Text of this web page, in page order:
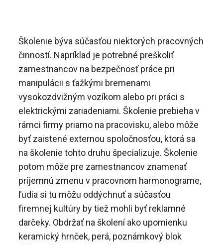
Školenie býva súčasťou niektorých pracovných
činností. Napríklad je potrebné preškoliť
zamestnancov na bezpečnosť práce pri
manipulácii s ťažkými bremenami
vysokozdvižným vozíkom alebo pri práci s
elektrickými zariadeniami. Školenie prebieha v
rámci firmy priamo na pracovisku, alebo môže
byť zaistené externou spoločnosťou, ktorá sa
na školenie tohto druhu špecializuje. Školenie
potom môže pre zamestnancov znamenať
príjemnú zmenu v pracovnom harmonograme,
ľudia si tu môžu oddýchnuť a súčasťou
firemnej kultúry by tiež mohli byť reklamné
darčeky. Obdržať na školení ako upomienku
keramický hrnček, perá, poznámkový blok